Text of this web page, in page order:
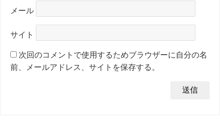
メール
サイト
次回のコメントで使用するためブラウザーに自分の名
前、メールアドレス、サイトを保存する。